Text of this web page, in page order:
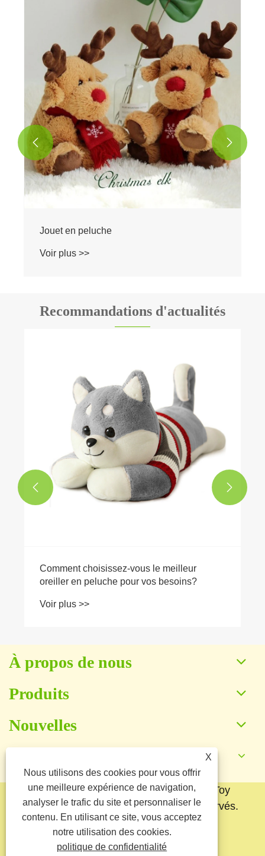
Jouet en peluche
Voir plus >>
 
Recommandations d'actualités
Comment choisissez-vous le meilleur
oreiller en peluche pour vos besoins?
Voir plus >>
 
À propos de nous
Produits
Nouvelles
Copyright © 2025 Baoding Yuankang Toy
Manufacturing Co., Ltd. Tous droits réservés.
Links
Sitemap RSS
X
Nous utilisons des cookies pour vous offrir
une meilleure expérience de navigation,
analyser le trafic du site et personnaliser le
contenu. En utilisant ce site, vous acceptez
notre utilisation des cookies.
politique de confidentialité